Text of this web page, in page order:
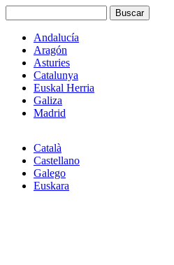
Formulario de búsqueda
Andalucía
Aragón
Asturies
Catalunya
Euskal Herria
Galiza
Madrid
Català
Castellano
Galego
Euskara